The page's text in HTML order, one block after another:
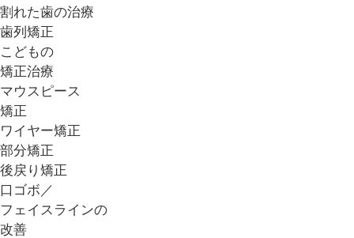
割れた歯の治療
歯列矯正
こどもの
矯正治療
マウスピース
矯正
ワイヤー矯正
部分矯正
後戻り矯正
口ゴボ／
フェイスラインの
改善